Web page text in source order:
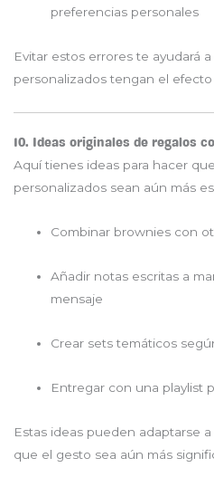
preferencias personales
Evitar estos errores te ayudará
personalizados tengan el efecto
10. Ideas originales de regalos
Aquí tienes ideas para hacer
personalizados sean aún más
Combinar brownies con
Añadir notas escritas a
mensaje
Crear sets temáticos
Entregar con una playlist
Estas ideas pueden adaptarse
que el gesto sea aún más